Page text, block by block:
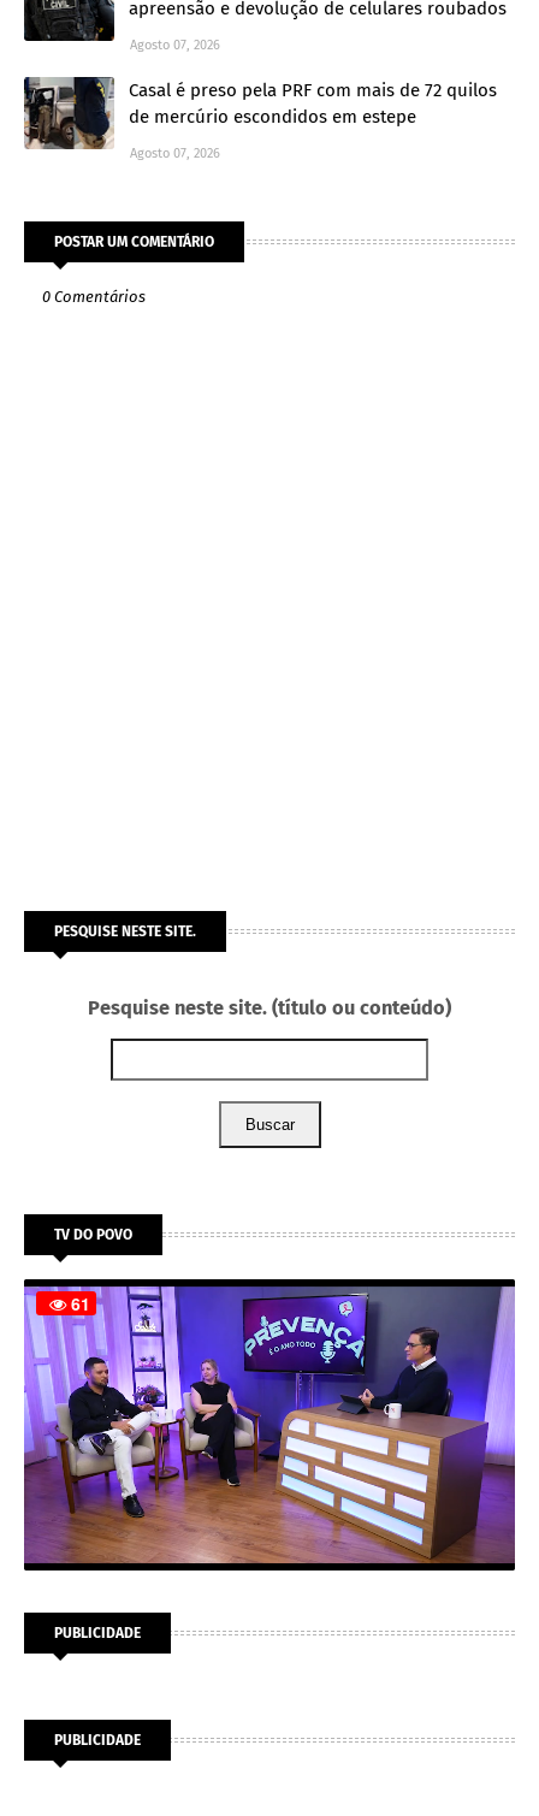
apreensão e devolução de celulares roubados
Agosto 07, 2026
Casal é preso pela PRF com mais de 72 quilos
de mercúrio escondidos em estepe
Agosto 07, 2026
POSTAR UM COMENTÁRIO
0 Comentários
PESQUISE NESTE SITE.
Pesquise neste site. (título ou conteúdo)
Buscar
TV DO POVO
PUBLICIDADE
PUBLICIDADE